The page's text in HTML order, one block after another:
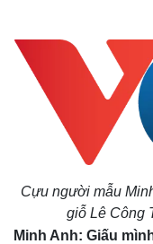
Cựu người mẫu
giỗ Lê Công
Minh Anh: Giấu